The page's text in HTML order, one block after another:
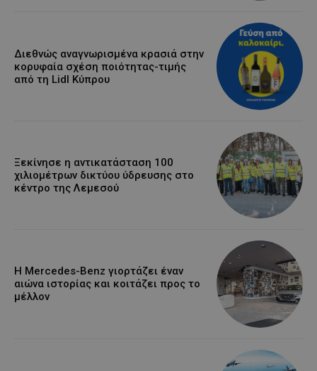
Διεθνώς αναγνωρισμένα κρασιά στην
κορυφαία σχέση ποιότητας-τιμής
από τη Lidl Κύπρου
Ξεκίνησε η αντικατάσταση 100
χιλιομέτρων δικτύου ύδρευσης στο
κέντρο της Λεμεσού
Η Mercedes-Benz γιορτάζει έναν
αιώνα ιστορίας και κοιτάζει προς το
μέλλον